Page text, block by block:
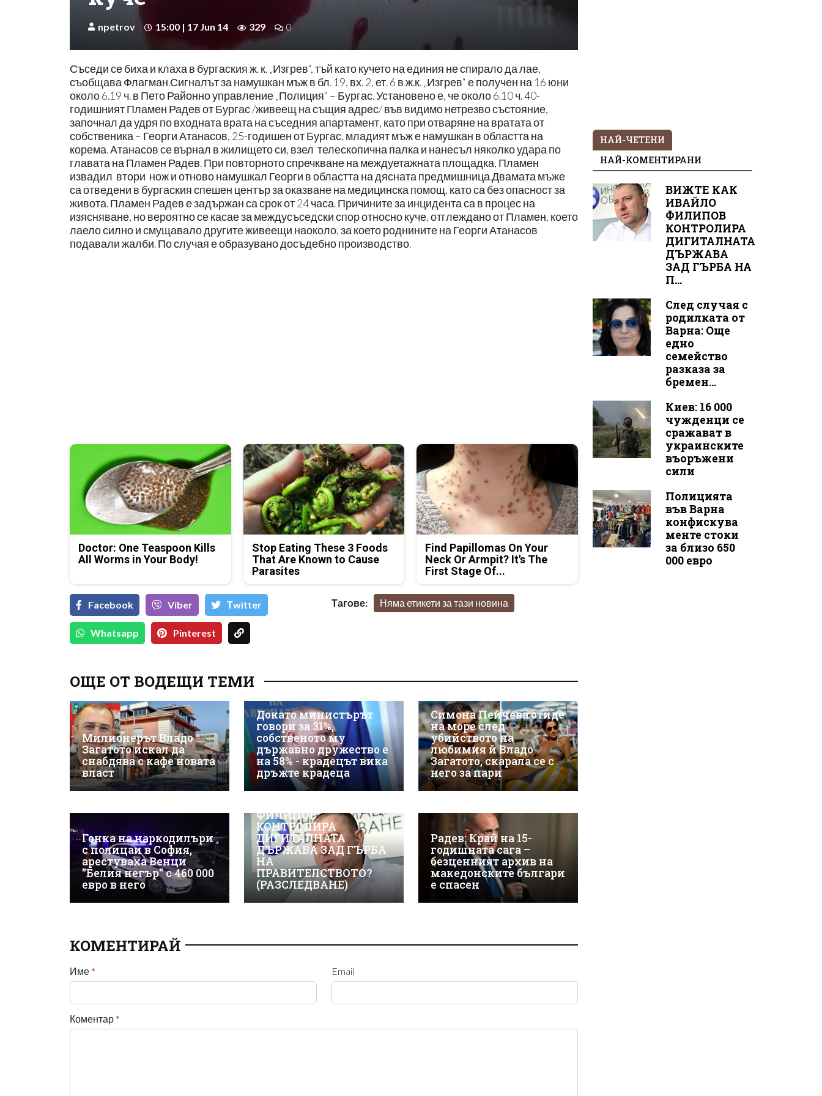
npetrov 15:00 | 17 Jun 14 329 0
Съседи се биха и клаха в бургаския ж. к. „Изгрев“, тъй като кучето на единия не спирало да лае,
съобщава Флагман.Сигналът за намушкан мъж в бл. 19, вх. 2, ет. 6 в ж.к. „Изгрев“ е получен на 16 юни
около 6.19 ч. в Пето Районно управление „Полиция“ – Бургас. Установено е, че около 6.10 ч. 40-
годишният Пламен Радев от Бургас /живеещ на същия адрес/ във видимо нетрезво състояние,
започнал да удря по входната врата на съседния апартамент, като при отваряне на вратата от
собственика – Георги Атанасов, 25-годишен от Бургас, младият мъж е намушкан в областта на
корема. Атанасов се върнал в жилището си, взел телескопична палка и нанесъл няколко удара по
главата на Пламен Радев. При повторното спречкване на междуетажната площадка, Пламен
извадил втори нож и отново намушкал Георги в областта на дясната предмишница.Двамата мъже
са отведени в бургаския спешен център за оказване на медицинска помощ, като са без опасност за
живота. Пламен Радев е задържан са срок от 24 часа. Причините за инцидента са в процес на
изясняване, но вероятно се касае за междусъседски спор относно куче, отглеждано от Пламен, което
лаело силно и смущавало другите живеещи наоколо, за което роднините на Георги Атанасов
подавали жалби. По случая е образувано досъдебно производство.
Doctor: One Teaspoon Kills
All Worms in Your Body!
Stop Eating These 3 Foods
That Are Known to Cause
Parasites
Find Papillomas On Your
Neck Or Armpit? It's The
First Stage Of...
Facebook Viber Тwitter
Whatsapp Pinterest
Тагове: Няма етикети за тази новина
ОЩЕ ОТ ВОДЕЩИ ТЕМИ
Милионерът Владо
Загатото искал да
снабдява с кафе новата
власт
Докато министърът
говори за 31%,
собственото му
държавно дружество е
на 58% - крадецът вика
дръжте крадеца
Симона Пейчева отиде
на море след
убийството на
любимия й Владо
Загатото, скарала се с
него за пари
Гонка на наркодилъри
с полицаи в София,
арестуваха Венци
"Белия негър" с 460 000
евро в него
ФИЛИПОВ
КОНТРОЛИРА
ДИГИТАЛНАТА
ДЪРЖАВА ЗАД ГЪРБА
НА
ПРАВИТЕЛСТВОТО?
(РАЗСЛЕДВАНЕ)
Радев: Край на 15-
годишната сага –
безценният архив на
македонските българи
е спасен
КОМЕНТИРАЙ
Име * Email
Коментар *
НАЙ-ЧЕТЕНИ
НАЙ-КОМЕНТИРАНИ
ВИЖТЕ КАК
ИВАЙЛО
ФИЛИПОВ
КОНТРОЛИРА
ДИГИТАЛНАТА
ДЪРЖАВА
ЗАД ГЪРБА НА
П...
След случая с
родилката от
Варна: Още
едно
семейство
разказа за
бремен...
Киев: 16 000
чужденци се
сражават в
украинските
въоръжени
сили
Полицията
във Варна
конфискува
менте стоки
за близо 650
000 евро